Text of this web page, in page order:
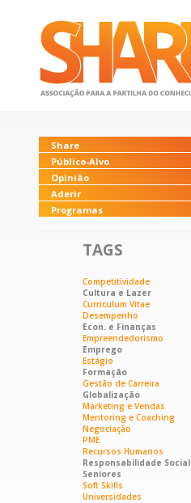
Share
Público-Alvo
Opinião
Aderir
Programas
TAGS
Competitividade
Cultura e Lazer
Curriculum Vitae
Desempenho
Econ. e Finanças
Empreendedorismo
Emprego
Estágio
Formação
Gestão de Carreira
Globalização
Marketing e Vendas
Mentoring e Coaching
Negociação
PME
Recursos Humanos
Responsabilidade Social
Seniores
Soft Skills
Universidades